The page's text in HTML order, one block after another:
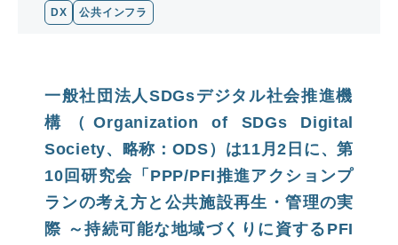
DX 公共インフラ
一般社団法人SDGsデジタル社会推進機
構（Organization of SDGs Digital
Society、略称：ODS）は11月2日に、第
10回研究会「PPP/PFI推進アクションプ
ランの考え方と公共施設再生・管理の実
際 ～持続可能な地域づくりに資するPFI